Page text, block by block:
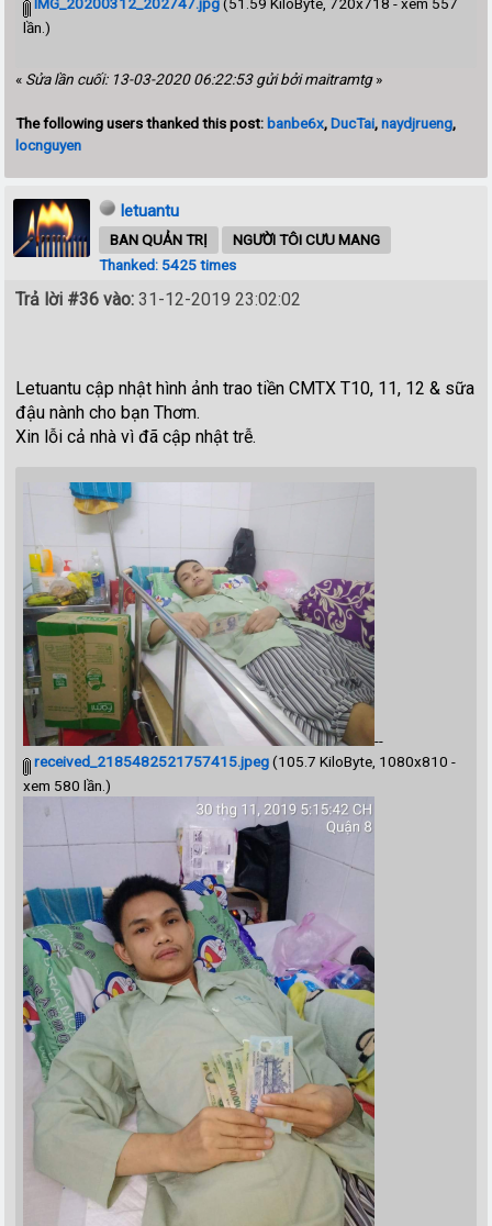
lần.)
« Sửa lần cuối: 13-03-2020 06:22:53 gửi bởi maitramtg»
The following users thanked this post: banbe6x,DucTai,naydjrueng,
locnguyen
letuantu
BAN QUẢN TRỊ
NGƯỜI TÔI CƯU MANG
Thanked: 5425 times
Trả lời #36 vào: 31-12-2019 23:02:02
Letuantu cập nhật hình ảnh trao tiền CMTX T10, 11, 12 & sữa
đậu nành cho bạn Thơm.
Xin lỗi cả nhà vì đã cập nhật trễ.
--
received_2185482521757415.jpeg(105.7 KiloByte, 1080x810 -
xem 580 lần.)